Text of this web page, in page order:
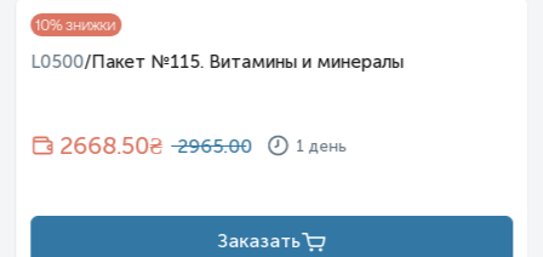
10% знижки
L0500/Пакет №115. Витамины и минералы
2668.50₴ 2965.00 1 день
Заказать